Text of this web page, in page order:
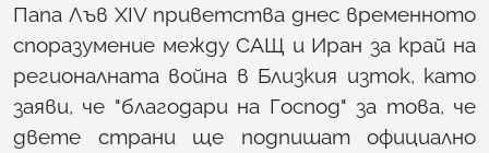
Папа Лъв XIV приветства днес временното
споразумение между САЩ и Иран за край на
регионалната война в Близкия изток, като
заяви, че "благодари на Господ" за това, че
двете страни ще подпишат официално